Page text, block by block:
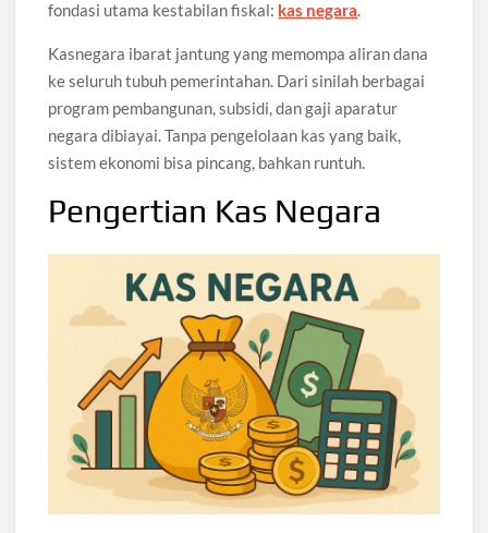
fondasi utama kestabilan fiskal: kas negara.
Kasnegara ibarat jantung yang memompa aliran dana
ke seluruh tubuh pemerintahan. Dari sinilah berbagai
program pembangunan, subsidi, dan gaji aparatur
negara dibiayai. Tanpa pengelolaan kas yang baik,
sistem ekonomi bisa pincang, bahkan runtuh.
Pengertian Kas Negara